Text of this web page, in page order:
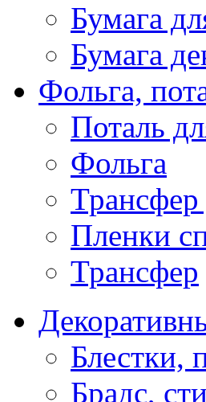
Бумага
Бумага
Фольга,
Поталь
Фольга
Трансфер
Пленки
Трансфер
Блестки,
Брадс,